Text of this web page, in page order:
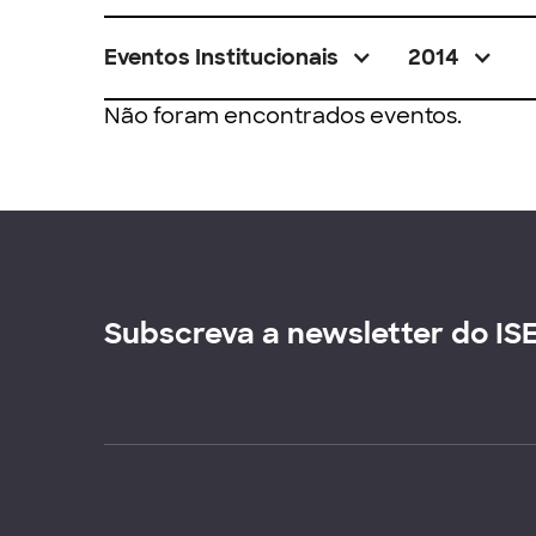
Eventos Institucionais 2014
Não foram encontrados eventos.
Subscreva a newsletter do